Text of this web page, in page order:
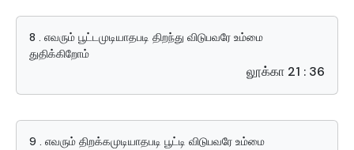
8 . எவரும் பூட்டமுடியாதபடி திறந்து விடுபவரே உம்மை
துதிக்கிறோம்
லூக்கா 21 : 36
9 . எவரும் திறக்கமுடியாதபடி பூட்டி விடுபவரே உம்மை